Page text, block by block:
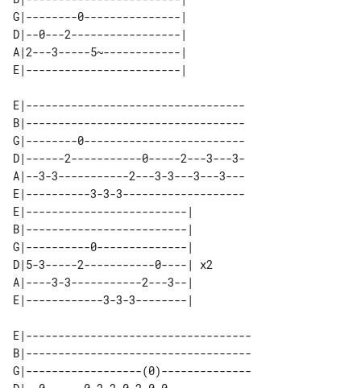
G|--------0---------------|
D|--0---2-----------------|
A|2---3-----5~------------|
E|----------------------------------
B|----------------------------------
G|--------0-------------------------
D|------2-----------0-----2---3---3-
A|--3-3-----------2---3-3---3---3---
E|----------3-3-3-------------------
E|-------------------------|
B|-------------------------|
G|----------0--------------|
D|5-3-----2-----------0----| x2
A|----3-3-----------2---3--|
E|-----------------------------------
B|-----------------------------------
G|------------------(0)--------------